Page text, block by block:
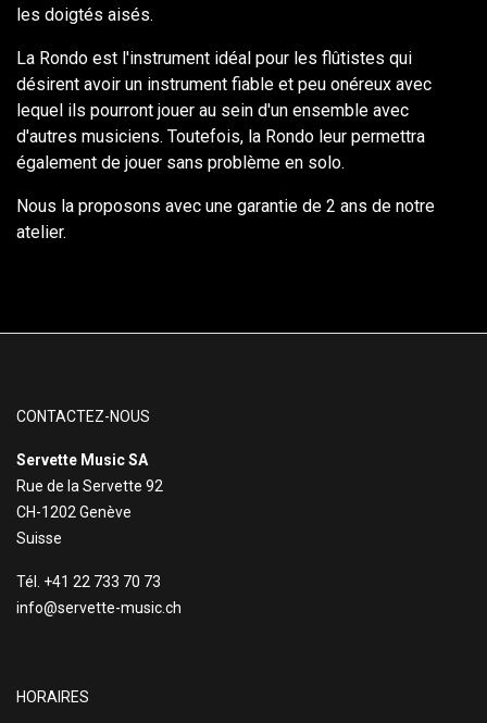
les doigtés aisés.
La Rondo est l'instrument idéal pour les flûtistes qui
désirent avoir un instrument fiable et peu onéreux avec
lequel ils pourront jouer au sein d'un ensemble avec
d'autres musiciens. Toutefois, la Rondo leur permettra
également de jouer sans problème en solo.
Nous la proposons avec une garantie de 2 ans de notre
atelier.
CONTACTEZ-NOUS
Servette Music SA
Rue de la Servette 92
CH-1202 Genève
Suisse
Tél. +41 22 733 70 73
info@servette-music.ch
HORAIRES